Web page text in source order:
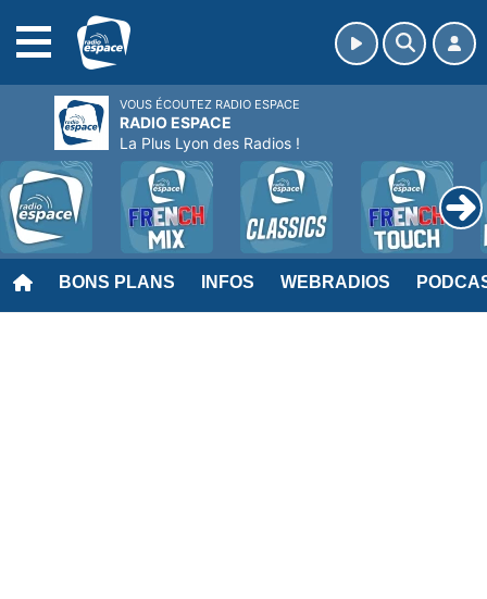
BONS PLANS INFOS WEBRADIOS
VOUS ÉCOUTEZ RADIO ESPACE
RADIO ESPACE
La Plus Lyon des Radios !